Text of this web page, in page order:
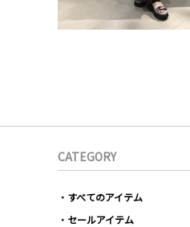
CATEGORY
すべてのアイテム
セールアイテム